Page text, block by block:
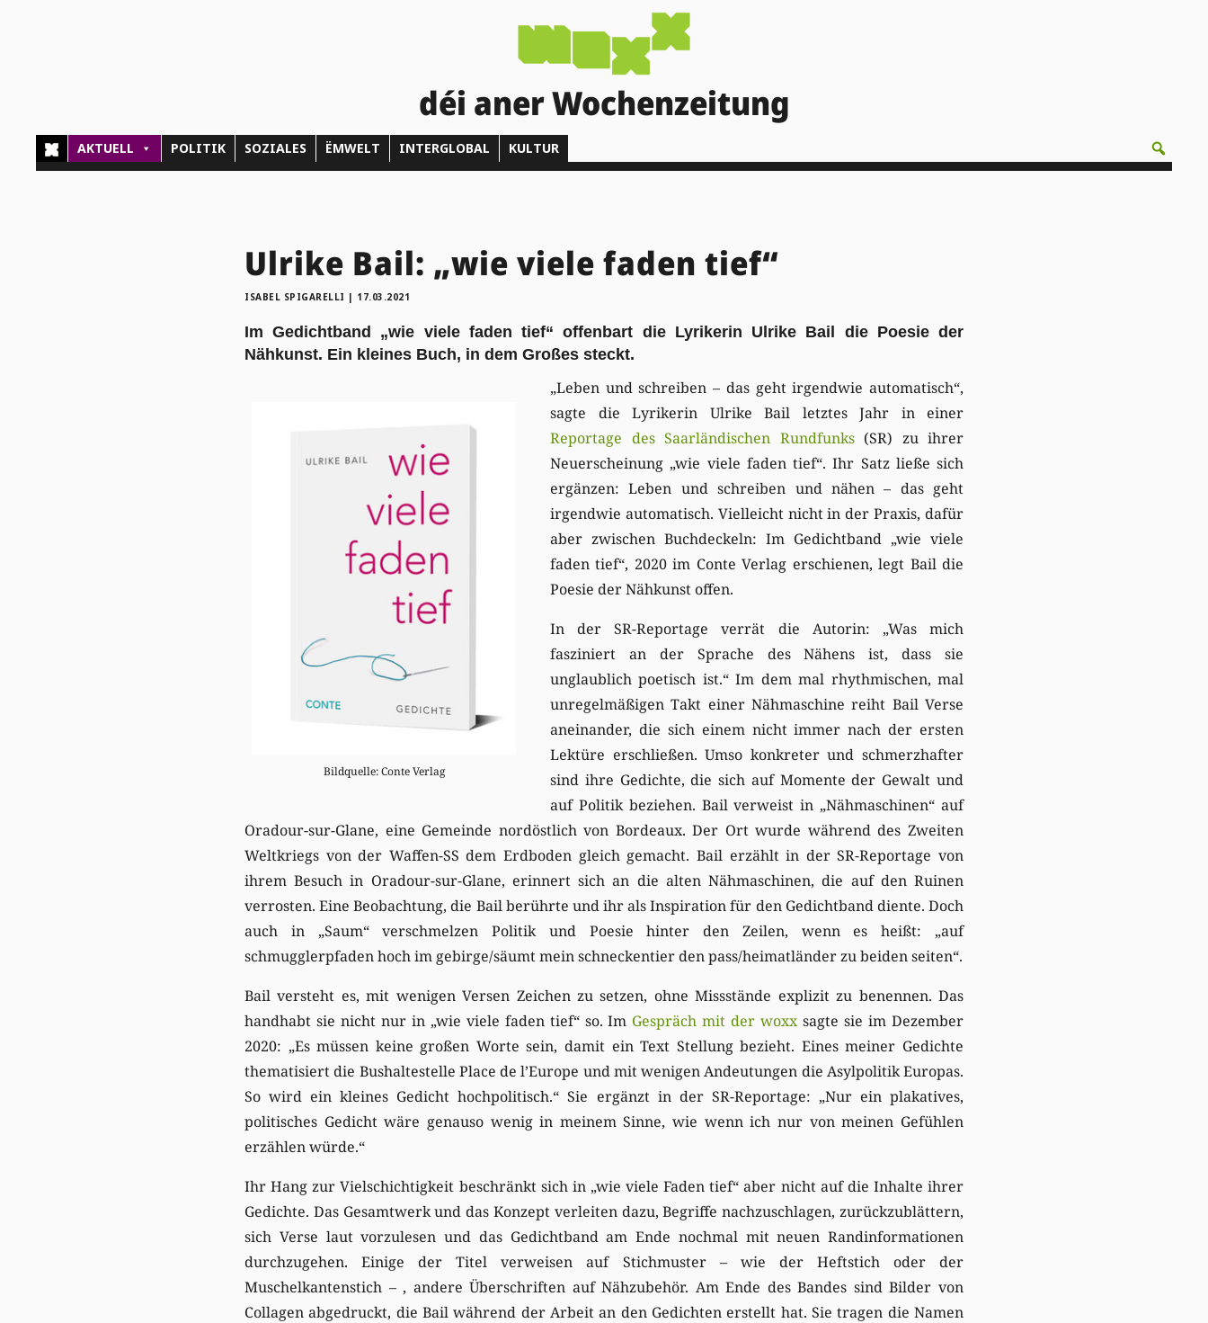
déi aner Wochenzeitung
AKTUELL POLITIK SOZIALES ËMWELT INTERGLOBAL KULTUR
Ulrike Bail: „wie viele faden tief“
ISABEL SPIGARELLI | 17.03.2021
Im Gedichtband „wie viele faden tief“ offenbart die Lyrikerin Ulrike Bail die Poesie der
Nähkunst. Ein kleines Buch, in dem Großes steckt.
Bildquelle: Conte Verlag
„Leben und schreiben – das geht irgendwie automatisch“,
sagte die Lyrikerin Ulrike Bail letztes Jahr in einer
Reportage des Saarländischen Rundfunks(SR) zu ihrer
Neuerscheinung „wie viele faden tief“. Ihr Satz ließe sich
ergänzen: Leben und schreiben und nähen – das geht
irgendwie automatisch. Vielleicht nicht in der Praxis, dafür
aber zwischen Buchdeckeln: Im Gedichtband „wie viele
faden tief“, 2020 im Conte Verlag erschienen, legt Bail die
Poesie der Nähkunst offen.
In der SR-Reportage verrät die Autorin: „Was mich
fasziniert an der Sprache des Nähens ist, dass sie
unglaublich poetisch ist.“ Im dem mal rhythmischen, mal
unregelmäßigen Takt einer Nähmaschine reiht Bail Verse
aneinander, die sich einem nicht immer nach der ersten
Lektüre erschließen. Umso konkreter und schmerzhafter
sind ihre Gedichte, die sich auf Momente der Gewalt und
auf Politik beziehen. Bail verweist in „Nähmaschinen“ auf
Oradour-sur-Glane, eine Gemeinde nordöstlich von Bordeaux. Der Ort wurde während des Zweiten
Weltkriegs von der Waffen-SS dem Erdboden gleich gemacht. Bail erzählt in der SR-Reportage von
ihrem Besuch in Oradour-sur-Glane, erinnert sich an die alten Nähmaschinen, die auf den Ruinen
verrosten. Eine Beobachtung, die Bail berührte und ihr als Inspiration für den Gedichtband diente. Doch
auch in „Saum“ verschmelzen Politik und Poesie hinter den Zeilen, wenn es heißt: „auf
schmugglerpfaden hoch im gebirge/säumt mein schneckentier den pass/heimatländer zu beiden seiten“.
Bail versteht es, mit wenigen Versen Zeichen zu setzen, ohne Missstände explizit zu benennen. Das
handhabt sie nicht nur in „wie viele faden tief“ so. Im Gespräch mit der woxxsagte sie im Dezember
2020: „Es müssen keine großen Worte sein, damit ein Text Stellung bezieht. Eines meiner Gedichte
thematisiert die Bushaltestelle Place de l’Europe und mit wenigen Andeutungen die Asylpolitik Europas.
So wird ein kleines Gedicht hochpolitisch.“ Sie ergänzt in der SR-Reportage: „Nur ein plakatives,
politisches Gedicht wäre genauso wenig in meinem Sinne, wie wenn ich nur von meinen Gefühlen
erzählen würde.“
Ihr Hang zur Vielschichtigkeit beschränkt sich in „wie viele Faden tief“ aber nicht auf die Inhalte ihrer
Gedichte. Das Gesamtwerk und das Konzept verleiten dazu, Begriffe nachzuschlagen, zurückzublättern,
sich Verse laut vorzulesen und das Gedichtband am Ende nochmal mit neuen Randinformationen
durchzugehen. Einige der Titel verweisen auf Stichmuster – wie der Heftstich oder der
Muschelkantenstich – , andere Überschriften auf Nähzubehör. Am Ende des Bandes sind Bilder von
Collagen abgedruckt, die Bail während der Arbeit an den Gedichten erstellt hat. Sie tragen die Namen